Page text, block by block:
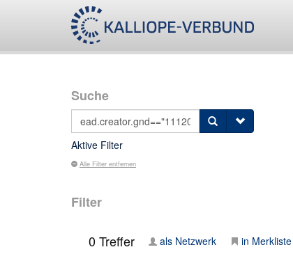
Suche
Aktive Filter
Alle Filter entfernen
Filter
0Treffer als Netzwerk in Merkliste